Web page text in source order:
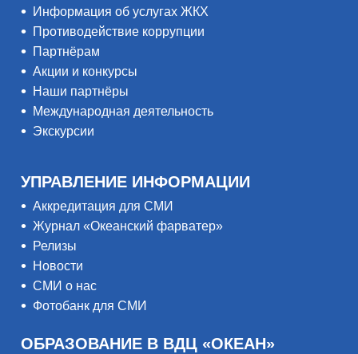
Информация об услугах ЖКХ
Противодействие коррупции
Партнёрам
Акции и конкурсы
Наши партнёры
Международная деятельность
Экскурсии
УПРАВЛЕНИЕ ИНФОРМАЦИИ
Аккредитация для СМИ
Журнал «Океанский фарватер»
Релизы
Новости
СМИ о нас
Фотобанк для СМИ
ОБРАЗОВАНИЕ В ВДЦ «ОКЕАН»